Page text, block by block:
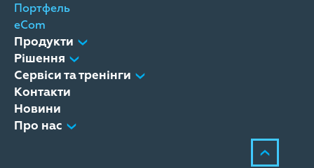
Портфель
eCom
Продукти
Рішення
Сервіси та тренінги
Контакти
Новини
Про нас